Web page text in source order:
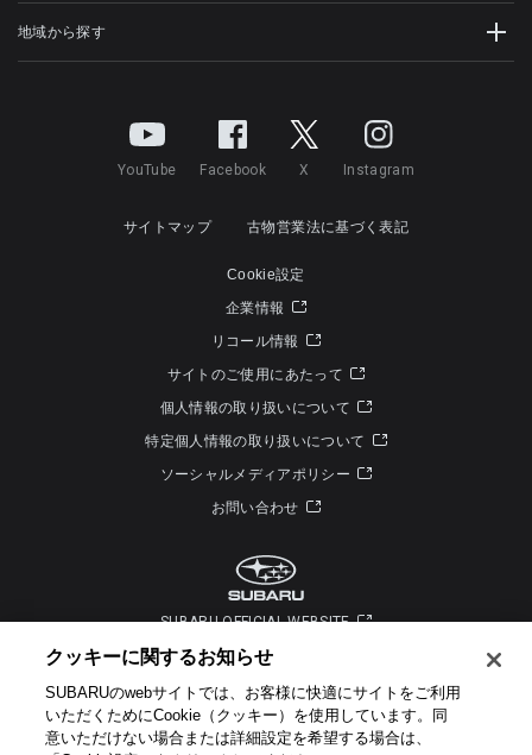
地域から探す
YouTube Facebook X Instagram
サイトマップ 古物営業法に基づく表記
Cookie設定
企業情報
リコール情報
サイトのご使用にあたって
個人情報の取り扱いについて
特定個人情報の取り扱いについて
ソーシャルメディアポリシー
お問い合わせ
SUBARU OFFICIAL WEBSITE
クッキーに関するお知らせ​
SUBARUのwebサイトでは、お客様に快適にサイトをご利用
いただくためにCookie（クッキー）を使用しています。​ 同
意いただけない場合または詳細設定を希望する場合は、